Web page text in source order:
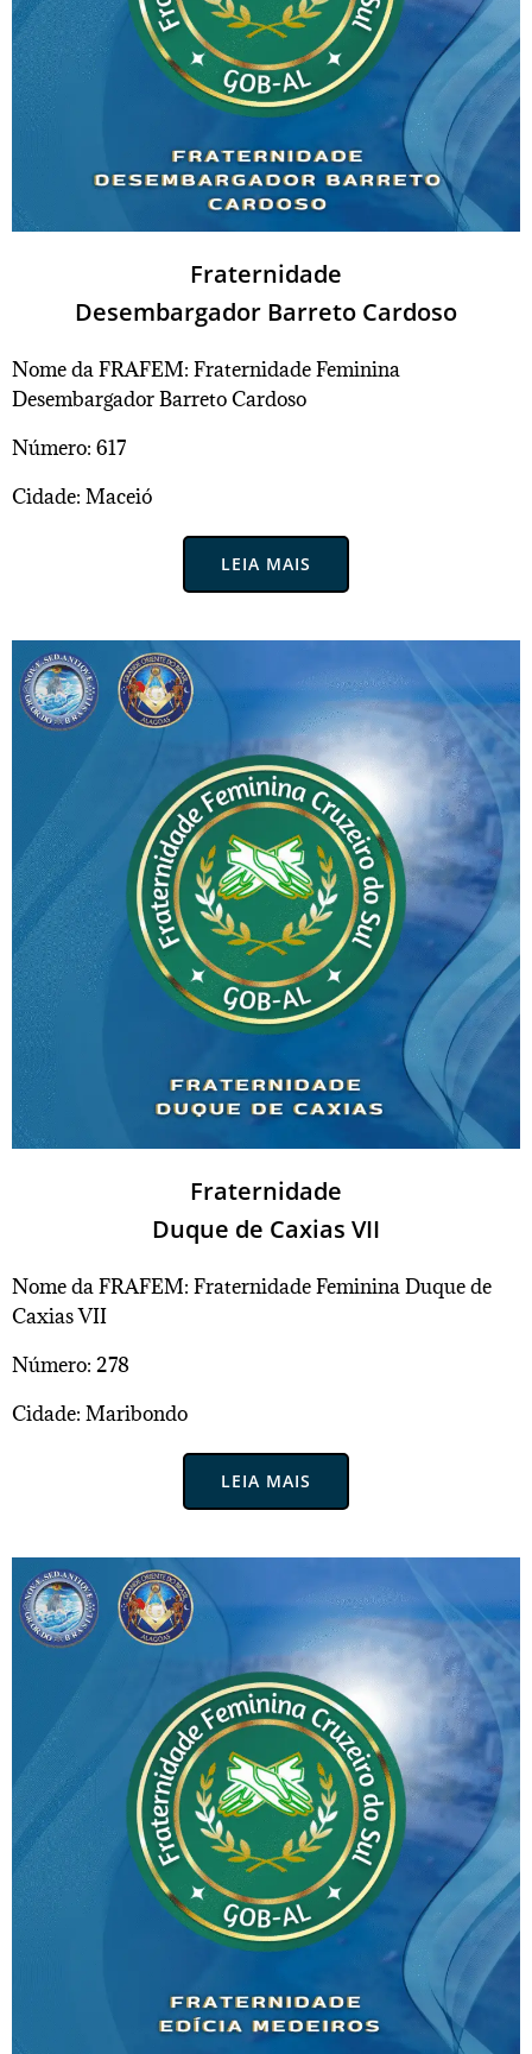
Fraternidade
Desembargador Barreto Cardoso
Nome da FRAFEM: Fraternidade Feminina
Desembargador Barreto Cardoso
Número: 617
Cidade: Maceió
LEIA MAIS
Fraternidade
Duque de Caxias VII
Nome da FRAFEM: Fraternidade Feminina Duque de
Caxias VII
Número: 278
Cidade: Maribondo
LEIA MAIS